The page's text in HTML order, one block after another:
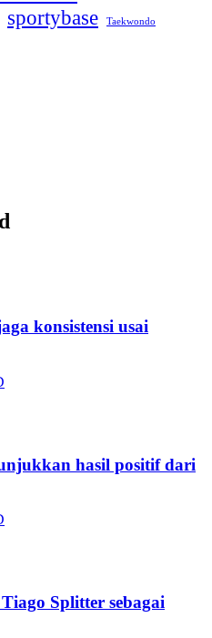
sportybase Taekwondo
konsistensi usai
hasil positif dari
Splitter sebagai